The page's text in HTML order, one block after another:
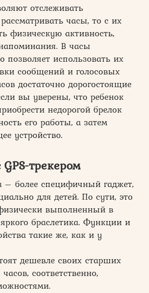
отслеживать
часы, то с их
физическую активность,
В часы
позволяет использовать их
сообщений и голосовых
достаточно дорогостоящие
вы уверены, что ребенок
недорогой брелок
его работы, а затем
устройство.
трекером
– более специфичный гаджет,
для детей. По сути, это
выполненный в
браслетика. Функции и
такие же, как и у
дешевле своих старших
соответственно,